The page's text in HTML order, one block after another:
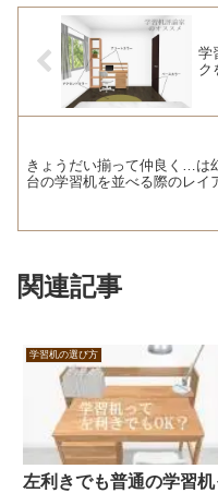
学
ク
きょうだい揃って仲良く…は
台の学習机を並べる際のレイ
関連記事
学習机の選び方
左利きでも普通の学習机